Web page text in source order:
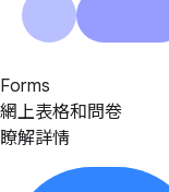
Forms
網上表格和問卷
瞭解詳情